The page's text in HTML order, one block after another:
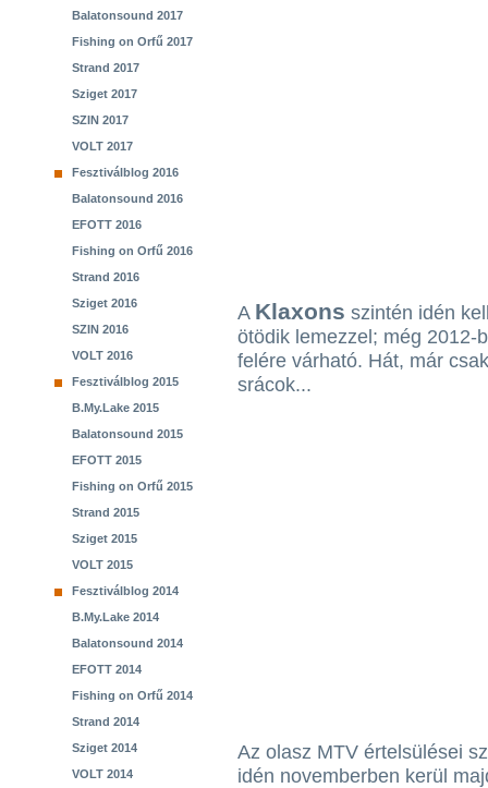
Balatonsound 2017
Fishing on Orfű 2017
Strand 2017
Sziget 2017
SZIN 2017
VOLT 2017
Fesztiválblog 2016
Balatonsound 2016
EFOTT 2016
Fishing on Orfű 2016
Strand 2016
Sziget 2016
SZIN 2016
VOLT 2016
Fesztiválblog 2015
B.My.Lake 2015
Balatonsound 2015
EFOTT 2015
Fishing on Orfű 2015
Strand 2015
Sziget 2015
VOLT 2015
Fesztiválblog 2014
B.My.Lake 2014
Balatonsound 2014
EFOTT 2014
Fishing on Orfű 2014
Strand 2014
Sziget 2014
VOLT 2014
A Klaxons szintén idén
ötödik lemezzel; még 2012-
felére várható. Hát, már
srácok...
Az olasz MTV értelsülései
idén novemberben kerül